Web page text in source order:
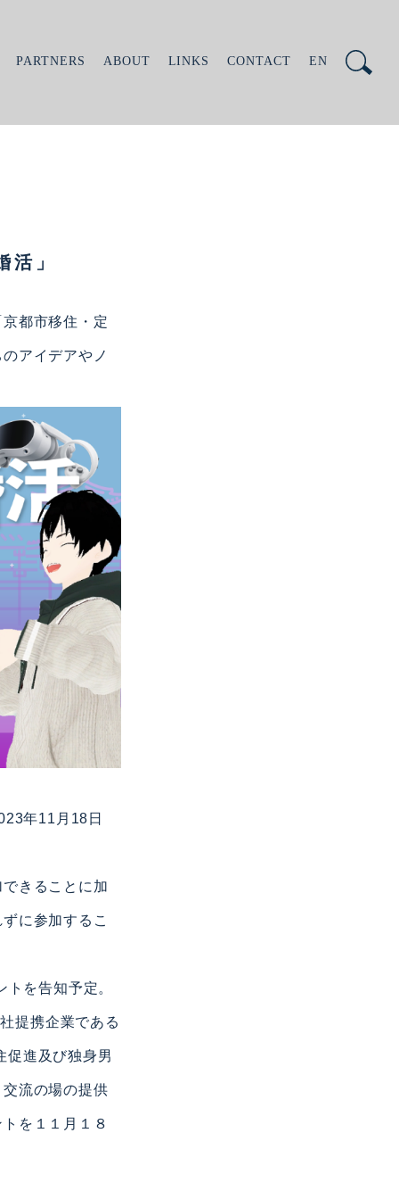
PARTNERS ABOUT LINKS CONTACT EN
」
都市移住・定
アイデアやノ
年11月18日
きることに加
に参加するこ
を告知予定。
提携企業である
促進及び独身男
流の場の提供
を１１月１８